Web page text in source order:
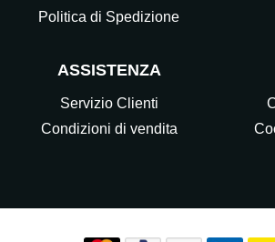
Politica di Spedizione
ASSISTENZA
Servizio Clienti
Condizioni di vendita